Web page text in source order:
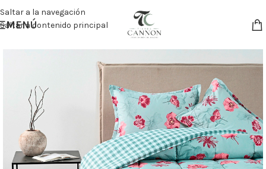
Saltar a la navegación
Saltar a contenido principal
MENÚ